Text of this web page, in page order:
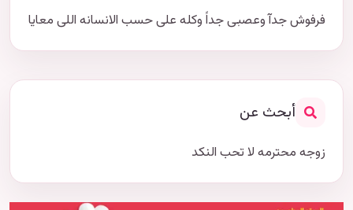
فرفوش جدآ وعصبى جداً وكله على حسب الانسانه اللى معايا
أبحث عن
زوجه محترمه لا تحب النكد